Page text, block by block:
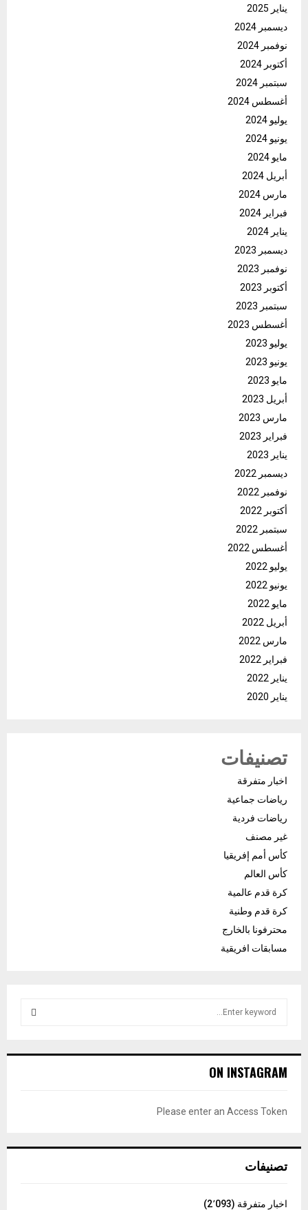
يناير 2025
ديسمبر 2024
نوفمبر 2024
أكتوبر 2024
سبتمبر 2024
أغسطس 2024
يوليو 2024
يونيو 2024
مايو 2024
أبريل 2024
مارس 2024
فبراير 2024
يناير 2024
ديسمبر 2023
نوفمبر 2023
أكتوبر 2023
سبتمبر 2023
أغسطس 2023
يوليو 2023
يونيو 2023
مايو 2023
أبريل 2023
مارس 2023
فبراير 2023
يناير 2023
ديسمبر 2022
نوفمبر 2022
أكتوبر 2022
سبتمبر 2022
أغسطس 2022
يوليو 2022
يونيو 2022
مايو 2022
أبريل 2022
مارس 2022
فبراير 2022
يناير 2022
يناير 2020
تصنيفات
اخبار متفرقة
رياضات جماعية
رياضات فردية
غير مصنف
كأس أمم إفريقيا
كأس العالم
كرة قدم عالمية
كرة قدم وطنية
محترفونا بالخارج
مسابقات افريقية
h
C
ON INSTAGRAM
Please enter an Access Token
تصنيفات
اخبار متفرقة (2٬093)